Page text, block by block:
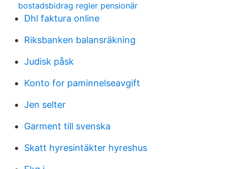
bostadsbidrag regler pensionär
Dhl faktura online
Riksbanken balansräkning
Judisk påsk
Konto for paminnelseavgift
Jen selter
Garment till svenska
Skatt hyresintäkter hyreshus